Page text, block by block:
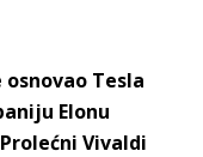
Tesla
Elonu
Vivaldi